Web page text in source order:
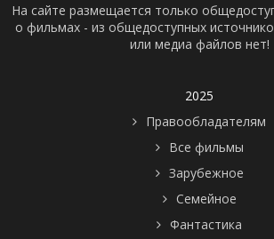
На сайте размещается только
о фильмах - из общедоступных
или медиа файлов нет!
2025
Правообладателям
Все фильмы
Зарубежное
Семейное
Фантастика